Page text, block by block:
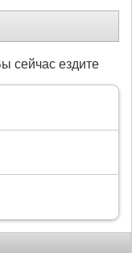
сейчас ездите